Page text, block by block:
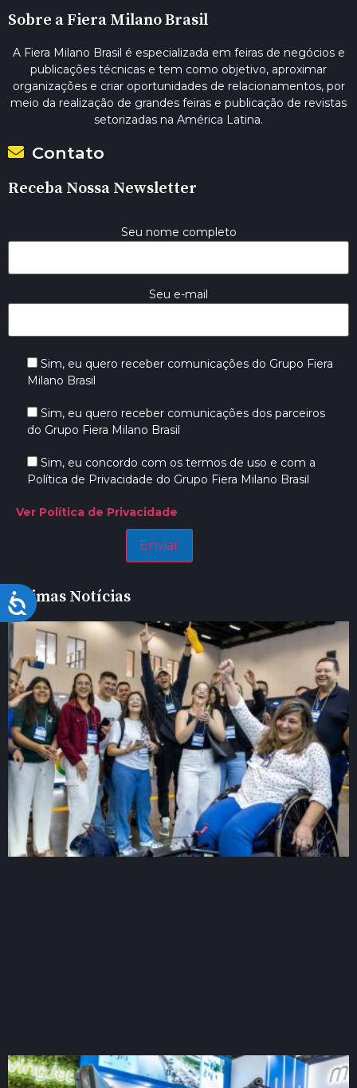
Acessibilidade
Sobre a Fiera Milano Brasil
A Fiera Milano Brasil é especializada em feiras de negócios e
publicações técnicas e tem como objetivo, aproximar
organizações e criar oportunidades de relacionamentos, por
meio da realização de grandes feiras e publicação de revistas
setorizadas na América Latina.
Contato
Receba Nossa Newsletter
Seu nome completo
Seu e-mail
Sim, eu quero receber comunicações do Grupo Fiera
Milano Brasil
Sim, eu quero receber comunicações dos parceiros
do Grupo Fiera Milano Brasil
Sim, eu concordo com os termos de uso e com a
Política de Privacidade do Grupo Fiera Milano Brasil
Ver Política de Privacidade
Últimas Notícias